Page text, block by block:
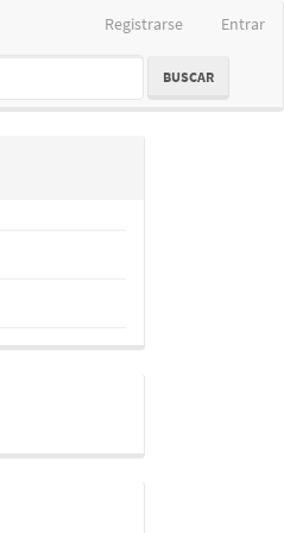
Registrarse Entrar
BUSCAR